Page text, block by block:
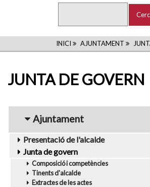
FIL
INICI AJUNTAMENT
JUNTA DE GOVERN
navigation1
Ajuntament
Presentació de l'alcalde
Junta de govern
Composició i competències
Tinents d'alcalde
Extractes de les actes